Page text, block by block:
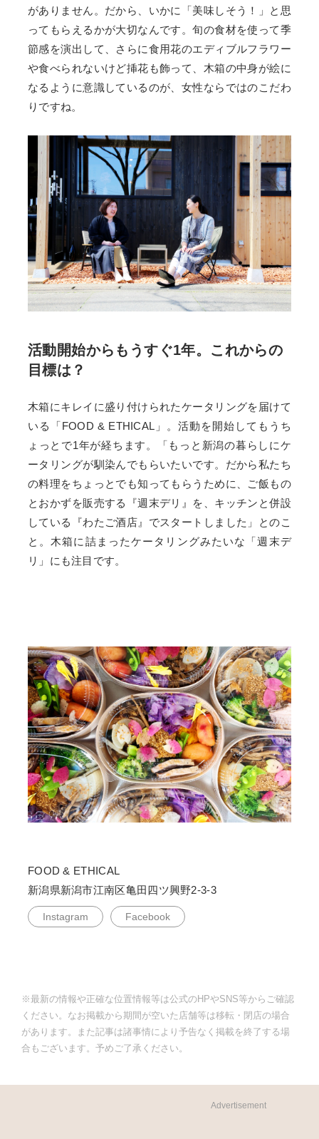
がありません。だから、いかに「美味しそう！」と思
ってもらえるかが大切なんです。旬の食材を使って季
節感を演出して、さらに食用花のエディブルフラワー
や食べられないけど挿花も飾って、木箱の中身が絵に
なるように意識しているのが、女性ならではのこだわ
りですね。
活動開始からもうすぐ1年。これからの
目標は？
木箱にキレイに盛り付けられたケータリングを届けて
いる「FOOD & ETHICAL」。活動を開始してもうち
ょっとで1年が経ちます。「もっと新潟の暮らしにケ
ータリングが馴染んでもらいたいです。だから私たち
の料理をちょっとでも知ってもらうために、ご飯もの
とおかずを販売する『週末デリ』を、キッチンと併設
している『わたご酒店』でスタートしました」とのこ
と。木箱に詰まったケータリングみたいな「週末デ
リ」にも注目です。
FOOD & ETHICAL
新潟県新潟市江南区亀田四ツ興野2-3-3
Instagram Facebook
※最新の情報や正確な位置情報等は公式のHPやSNS等からご確認
ください。なお掲載から期間が空いた店舗等は移転・閉店の場合
があります。また記事は諸事情により予告なく掲載を終了する場
合もございます。予めご了承ください。
Advertisement